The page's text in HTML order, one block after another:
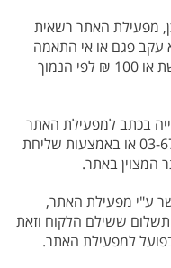
מפעילת האתר רשאית
עקב פגם או אי התאמה
בשיעור של 5% ממחיר המוצר אותו רכשת או 100 ₪ לפי הנמוך
בכתב למפעילת האתר
בלבד, באמצעות פקס שמספרו 03-6769471 או באמצעות שליחת
המצוין באתר.
ע"י מפעילת האתר,
ששילם הלקוח וזאת